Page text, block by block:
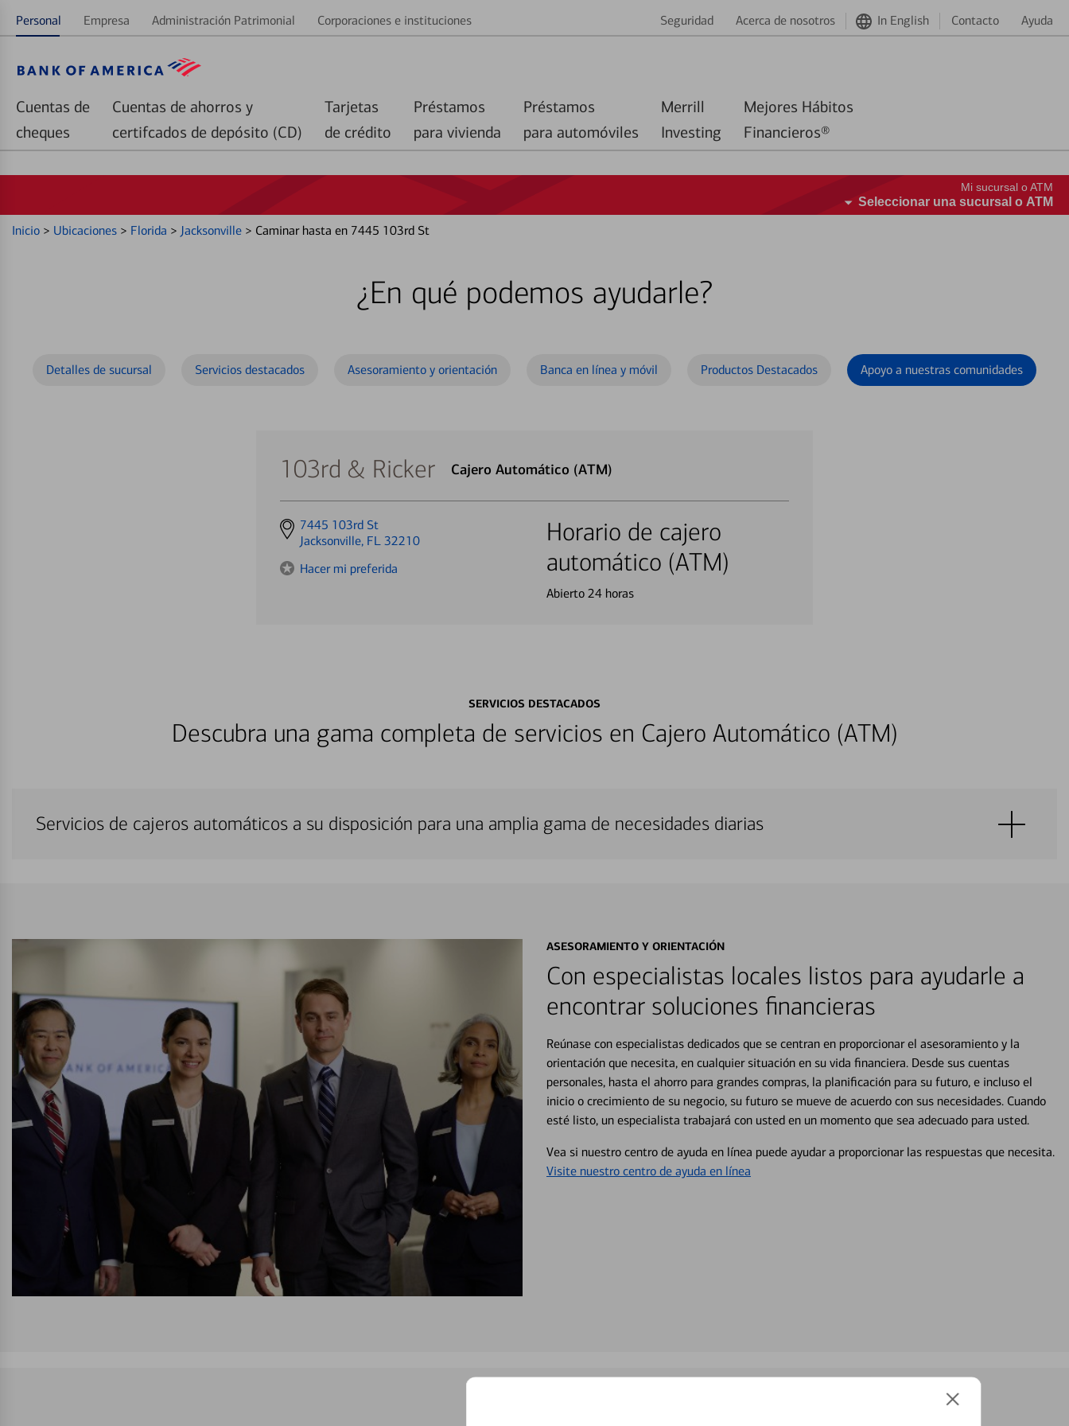
Personal Empresa Administración Patrimonial Corporaciones e instituciones Seguridad Acerca de nosotros In English Contacto Ayuda
Cuentas de
cheques
Cuentas de ahorros y
certifcados de depósito (CD)
Tarjetas
de crédito
Préstamos
para vivienda
Préstamos
para automóviles
Merrill
Investing
Mejores Hábitos
Financieros®
Mi sucursal o ATM
Seleccionar una sucursal o ATM
Inicio > Ubicaciones > Florida > Jacksonville > Caminar hasta en 7445 103rd St
¿En qué podemos ayudarle?
Detalles de sucursal Servicios destacados Asesoramiento y orientación Banca en línea y móvil Productos Destacados Apoyo a nuestras comunidades
103rd & Ricker Cajero Automático (ATM)
Get
directions
7445 103rd St
Jacksonville, FL 32210
Hacer mi preferida
Horario de cajero
automático (ATM)
Abierto 24 horas
SERVICIOS DESTACADOS
Descubra una gama completa de servicios en Cajero Automático (ATM)
Servicios de cajeros automáticos a su disposición para una amplia gama de necesidades diarias
ASESORAMIENTO Y ORIENTACIÓN
Con especialistas locales listos para ayudarle a
encontrar soluciones financieras
Reúnase con especialistas dedicados que se centran en proporcionar el asesoramiento y la
orientación que necesita, en cualquier situación en su vida financiera. Desde sus cuentas
personales, hasta el ahorro para grandes compras, la planificación para su futuro, e incluso el
inicio o crecimiento de su negocio, su futuro se mueve de acuerdo con sus necesidades. Cuando
esté listo, un especialista trabajará con usted en un momento que sea adecuado para usted.
Vea si nuestro centro de ayuda en línea puede ayudar a proporcionar las respuestas que necesita.
Visite nuestro centro de ayuda en línea